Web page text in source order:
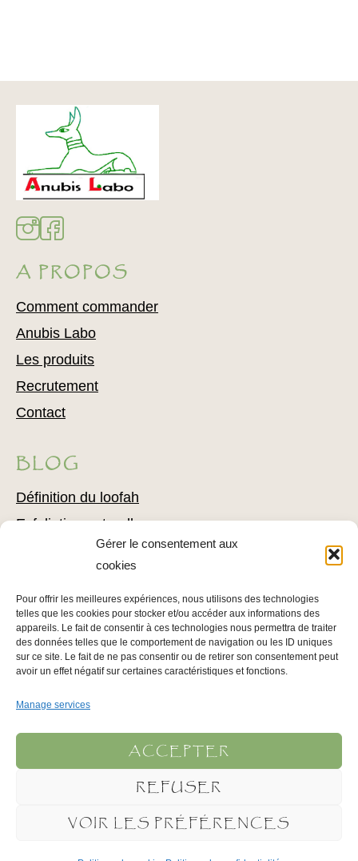
Gérer le consentement aux
cookies
Pour offrir les meilleures expériences, nous utilisons des technologies
telles que les cookies pour stocker et/ou accéder aux informations des
appareils. Le fait de consentir à ces technologies nous permettra de traiter
des données telles que le comportement de navigation ou les ID uniques
sur ce site. Le fait de ne pas consentir ou de retirer son consentement peut
avoir un effet négatif sur certaines caractéristiques et fonctions.
Manage services
ACCEPTER
REFUSER
VOIR LES PRÉFÉRENCES
A PROPOS
Comment commander
Anubis Labo
Les produits
Recrutement
Contact
BLOG
Définition du loofah
Exfoliation naturelle
Comment utiliser du loofah
Conseils pour l’épilation
Conseils pour soigner votre épiderme
INFOS LÉGALES
Mentions légales
Politique de confidentialité
Conditions Générales d’Utilisation